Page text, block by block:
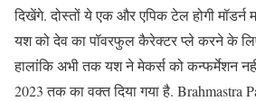
दिखेंगे. दोस्तों ये एक और एपिक टेल होगी मॉडर्न
यश को देव का पॉवरफुल कैरेक्टर प्ले करने के
हालांकि अभी तक यश ने मेकर्स को कन्फर्मेशन
2023 तक का वक्त दिया गया है. Brahmastra